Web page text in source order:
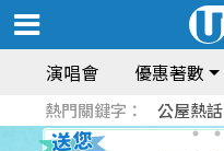
演唱會 優惠著數
熱門關鍵字： 公屋熱話